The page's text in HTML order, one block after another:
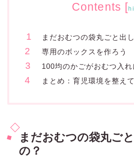
Contents [
まだおむつの袋丸ごと出
専用のボックスを作ろう
100均のかごがおむつ入
まとめ：育児環境を整え
まだおむつの袋丸ご
の？